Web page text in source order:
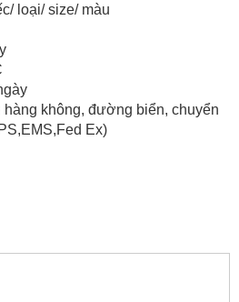
size/ màu
không, đường biển, chuyển
Ex)